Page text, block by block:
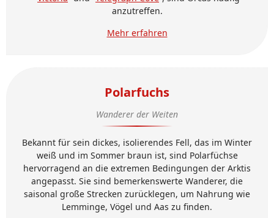
anzutreffen.
Mehr erfahren
Polarfuchs
Wanderer der Weiten
Bekannt für sein dickes, isolierendes Fell, das im Winter
weiß und im Sommer braun ist, sind Polarfüchse
hervorragend an die extremen Bedingungen der Arktis
angepasst. Sie sind bemerkenswerte Wanderer, die
saisonal große Strecken zurücklegen, um Nahrung wie
Lemminge, Vögel und Aas zu finden.